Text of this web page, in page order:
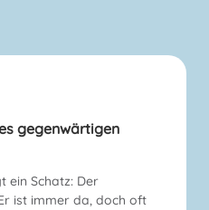
gegenwärtigen
ein Schatz: Der
ist immer da, doch oft